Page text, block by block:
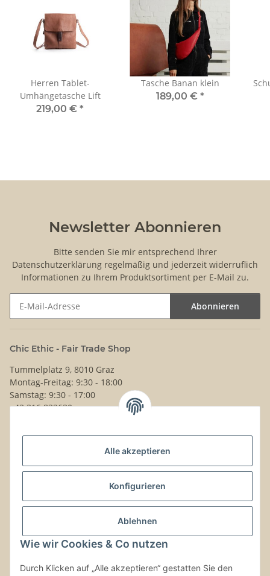
Alle akzeptieren
Konfigurieren
Ablehnen
Wie wir Cookies & Co nutzen
Durch Klicken auf „Alle akzeptieren“ gestatten Sie den
Herren Tablet-
Umhängetasche Lift
219,00 € *
Tasche Banan klein
189,00 € *
Newsletter Abonnieren
Bitte senden Sie mir entsprechend Ihrer
Datenschutzerklärung regelmäßig und jederzeit widerruflich
Informationen zu Ihrem Produktsortiment per E-Mail zu.
Abonnieren
Chic Ethic - Fair Trade Shop
Tummelplatz 9, 8010 Graz
Montag-Freitag: 9:30 - 18:00
Samstag: 9:30 - 17:00
+43 316 832630
Kontaktinformationen